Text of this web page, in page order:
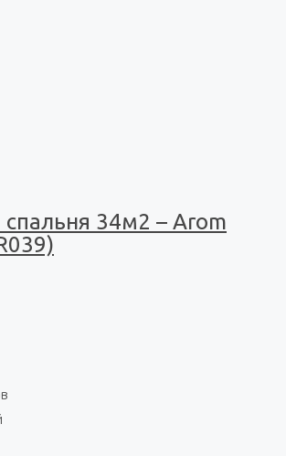
спальня 34м2 – Arom